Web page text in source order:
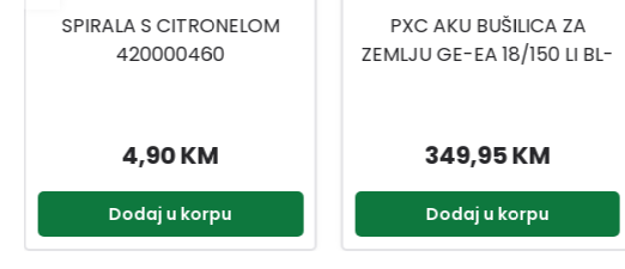
PXC AKU BUŠILICA ZA
ZEMLJU GE-EA 18/150 LI BL-
349,95 KM
Dodaj u korpu
MOTORNA KOSA S GLAVOM
ZA KOŠNJU FS 55 NIT AC 25-
626,00 KM
Dodaj u korpu